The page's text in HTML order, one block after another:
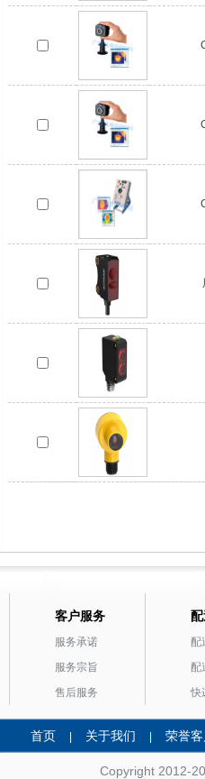
客户服务
服务承诺
服务宗旨
售后服务
配
配
快
首页 | 关于我们 | 荣誉
Copyright 2012-